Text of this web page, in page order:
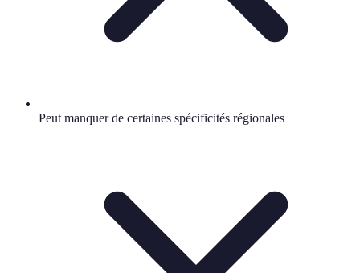
Peut manquer de certaines spécificités régionales